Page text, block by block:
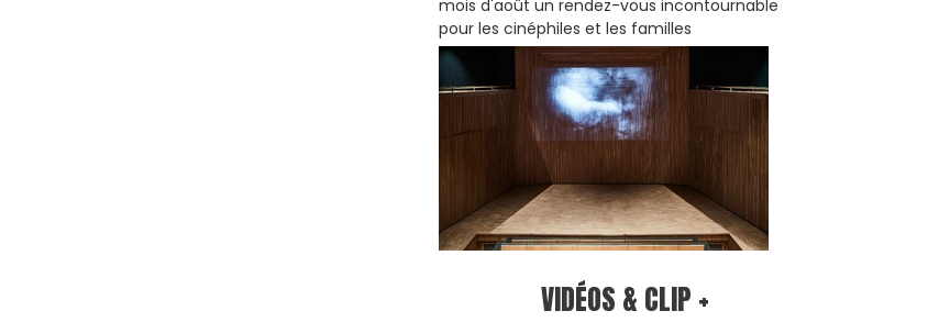
mois d'août un rendez-vous incontournable
pour les cinéphiles et les familles
VIDÉOS & CLIP +